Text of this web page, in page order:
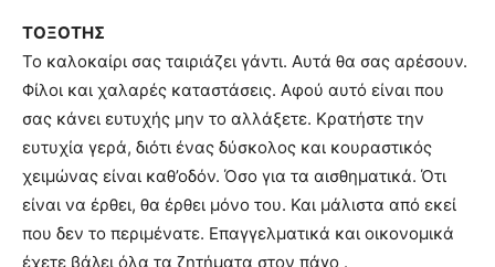
ΤΟΞΟΤΗΣ
Το καλοκαίρι σας ταιριάζει γάντι. Αυτά θα σας αρέσουν.
Φίλοι και χαλαρές καταστάσεις. Αφού αυτό είναι που
σας κάνει ευτυχής μην το αλλάξετε. Κρατήστε την
ευτυχία γερά, διότι ένας δύσκολος και κουραστικός
χειμώνας είναι καθ’οδόν. Όσο για τα αισθηματικά. Ότι
είναι να έρθει, θα έρθει μόνο του. Και μάλιστα από εκεί
που δεν το περιμένατε. Επαγγελματικά και οικονομικά
έχετε βάλει όλα τα ζητήματα στον πάγο .